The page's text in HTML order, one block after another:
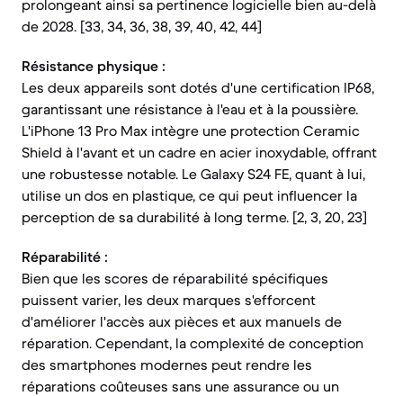
prolongeant ainsi sa pertinence logicielle bien au-delà
de 2028. [33, 34, 36, 38, 39, 40, 42, 44]
Résistance physique :
Les deux appareils sont dotés d'une certification IP68,
garantissant une résistance à l'eau et à la poussière.
L'iPhone 13 Pro Max intègre une protection Ceramic
Shield à l'avant et un cadre en acier inoxydable, offrant
une robustesse notable. Le Galaxy S24 FE, quant à lui,
utilise un dos en plastique, ce qui peut influencer la
perception de sa durabilité à long terme. [2, 3, 20, 23]
Réparabilité :
Bien que les scores de réparabilité spécifiques
puissent varier, les deux marques s'efforcent
d'améliorer l'accès aux pièces et aux manuels de
réparation. Cependant, la complexité de conception
des smartphones modernes peut rendre les
réparations coûteuses sans une assurance ou un